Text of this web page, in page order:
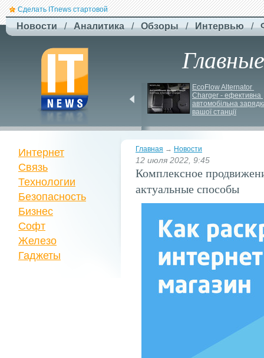
Сделать ITnews стартовой
Новости / Аналитика / Обзоры / Интервью /
платною через високі
витрати на роботу ІІ
EcoFlow Alternator
Charger - ефективна
автомобільна
вашої станції
Главная → Новости
12 июля 2022, 9:45
Комплексное
актуальные способы
Интернет
Связь
Технологии
Безопасность
Бизнес
Софт
Железо
Гаджеты